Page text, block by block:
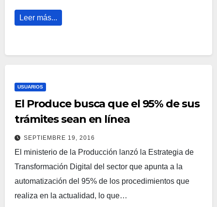
Leer más...
USUARIOS
El Produce busca que el 95% de sus
trámites sean en línea
SEPTIEMBRE 19, 2016
El ministerio de la Producción lanzó la Estrategia de
Transformación Digital del sector que apunta a la
automatización del 95% de los procedimientos que
realiza en la actualidad, lo que…